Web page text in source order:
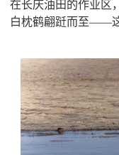
在长庆油田的作业区
白枕鹤翩跹而至——